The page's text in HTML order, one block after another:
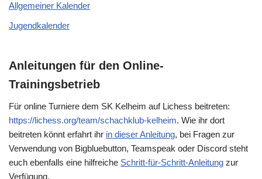
Allgemeiner Kalender
Jugendkalender
Anleitungen für den Online-
Trainingsbetrieb
Für online Turniere dem SK Kelheim auf Lichess beitreten:
https://lichess.org/team/schachklub-kelheim. Wie ihr dort
beitreten könnt erfahrt ihr in dieser Anleitung, bei Fragen zur
Verwendung von Bigbluebutton, Teamspeak oder Discord steht
euch ebenfalls eine hilfreiche Schritt-für-Schritt-Anleitung zur
Verfügung.